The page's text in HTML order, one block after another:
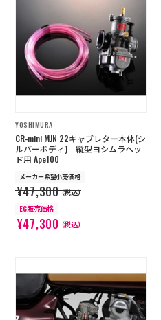
YOSHIMURA
CR-mini MJN 22キャブレター本体(シ
ルバーボディ) 縦型ヨシムラヘッ
ド用 Ape100
メーカー希望小売価格
¥47,300（税込）
EC販売価格
¥47,300（税込）